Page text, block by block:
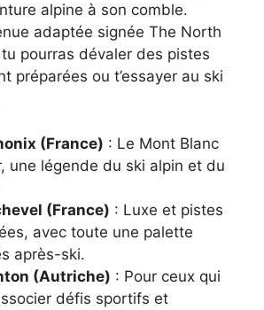
alpine à son comble.
adaptée signée The North
pourras dévaler des pistes
préparées ou t’essayer au ski
(France) : Le Mont Blanc
une légende du ski alpin et du
(France) : Luxe et pistes
avec toute une palette
après-ski.
(Autriche) : Pour ceux qui
défis sportifs et